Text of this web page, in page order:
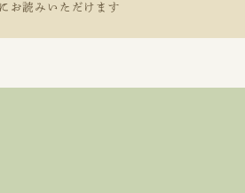
お読みいただけます